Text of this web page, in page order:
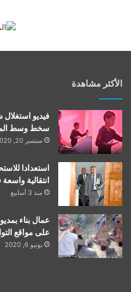
الأكثر مشاهدة
فيديو
سخط وسط
سبتمبر 20, 2020
استعدادا
انتقالية
منذ 3 أسابيع
عمال بناء
على مواقع
يونيو 6, 2020